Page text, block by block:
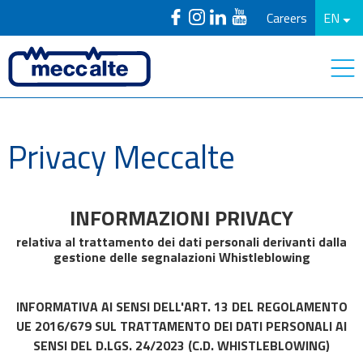
Careers EN
Privacy Meccalte
INFORMAZIONI PRIVACY
relativa al trattamento dei dati personali derivanti dalla
gestione delle segnalazioni Whistleblowing
INFORMATIVA AI SENSI DELL'ART. 13 DEL REGOLAMENTO
UE 2016/679 SUL TRATTAMENTO DEI DATI PERSONALI AI
SENSI DEL D.LGS. 24/2023 (C.D. WHISTLEBLOWING)